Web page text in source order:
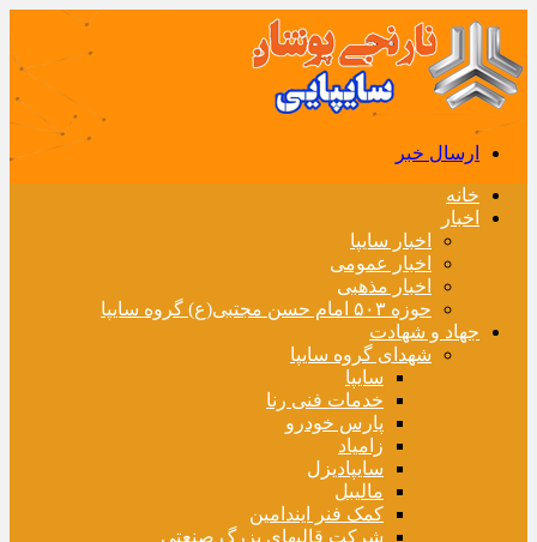
ارسال خبر
خانه
اخبار
اخبار سایپا
اخبار عمومی
اخبار مذهبی
حوزه ۵۰۳ امام حسن مجتبی(ع) گروه سایپا
جهاد و شهادت
شهدای گروه سایپا
سایپا
خدمات فنی رنا
پارس خودرو
زامیاد
سایپادیزل
مالیبل
کمک فنر ایندامین
شرکت قالبهای بزرگ صنعتی